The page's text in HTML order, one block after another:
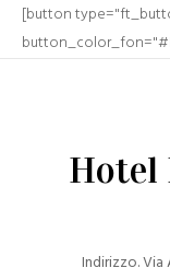
[button
Hotel
Indirizzo. Via